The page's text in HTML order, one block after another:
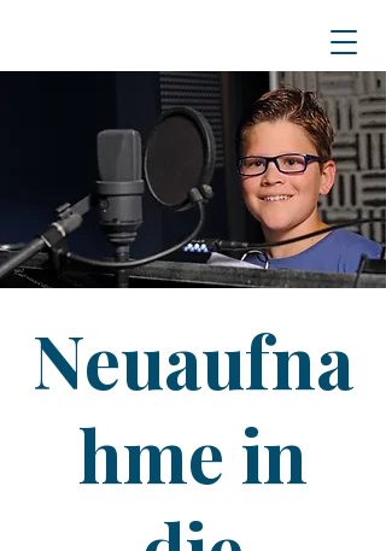
Neuaufna
hme in